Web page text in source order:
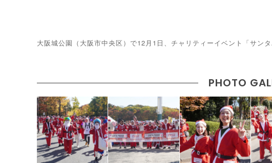
大阪城公園（大阪市中央区）で12月1日、チャリティーイベント「サン
PHOTO